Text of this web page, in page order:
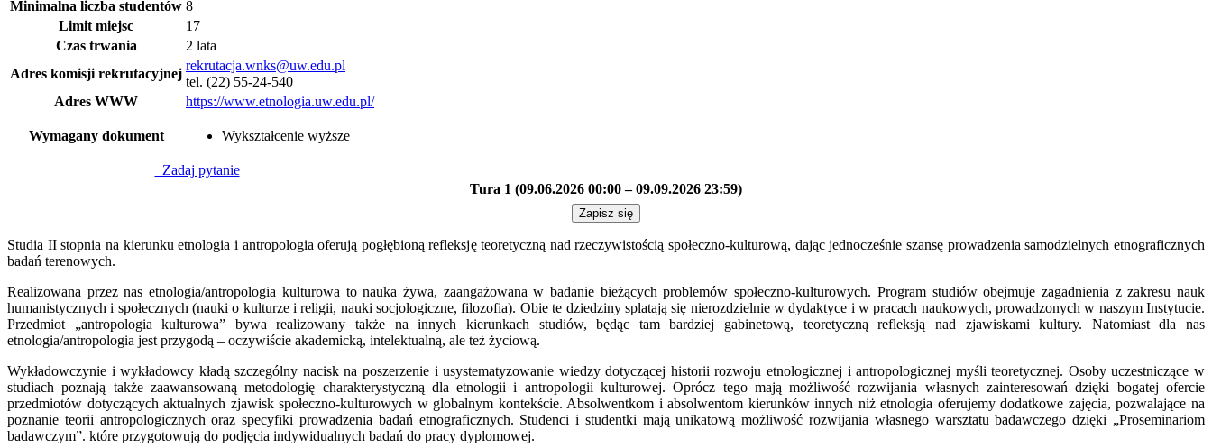
Minimalna liczba studentów 8
Limit miejsc
17
Czas trwania
2 lata
Adres komisji rekrutacyjnej
rekrutacja.wnks@uw.edu.pl
tel. (22) 55-24-540
Adres WWW
https://www.etnologia.uw.edu.pl/
Wymagany dokument Wykształcenie wyższe
Zadaj pytanie
Tura 1 (09.06.2026 00:00 – 09.09.2026 23:59)
Zapisz się
Studia II stopnia na kierunku etnologia i antropologia oferują pogłębioną refleksję teoretyczną nad rzeczywistością społeczno-kulturową, dając jednocześnie szansę prowadzenia samodzielnych etnograficznych
badań terenowych.
Realizowana przez nas etnologia/antropologia kulturowa to nauka żywa, zaangażowana w badanie bieżących problemów społeczno-kulturowych. Program studiów obejmuje zagadnienia z zakresu nauk
humanistycznych i społecznych (nauki o kulturze i religii, nauki socjologiczne, filozofia). Obie te dziedziny splatają się nierozdzielnie w dydaktyce i w pracach naukowych, prowadzonych w naszym Instytucie.
Przedmiot „antropologia kulturowa” bywa realizowany także na innych kierunkach studiów, będąc tam bardziej gabinetową, teoretyczną refleksją nad zjawiskami kultury. Natomiast dla nas
etnologia/antropologia jest przygodą – oczywiście akademicką, intelektualną, ale też życiową.
Wykładowczynie i wykładowcy kładą szczególny nacisk na poszerzenie i usystematyzowanie wiedzy dotyczącej historii rozwoju etnologicznej i antropologicznej myśli teoretycznej. Osoby uczestniczące w
studiach poznają także zaawansowaną metodologię charakterystyczną dla etnologii i antropologii kulturowej. Oprócz tego mają możliwość rozwijania własnych zainteresowań dzięki bogatej ofercie
przedmiotów dotyczących aktualnych zjawisk społeczno-kulturowych w globalnym kontekście. Absolwentkom i absolwentom kierunków innych niż etnologia oferujemy dodatkowe zajęcia, pozwalające na
poznanie teorii antropologicznych oraz specyfiki prowadzenia badań etnograficznych. Studenci i studentki mają unikatową możliwość rozwijania własnego warsztatu badawczego dzięki „Proseminariom
badawczym”. które przygotowują do podjęcia indywidualnych badań do pracy dyplomowej.